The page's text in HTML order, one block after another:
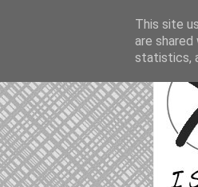
This site
are
statistics,